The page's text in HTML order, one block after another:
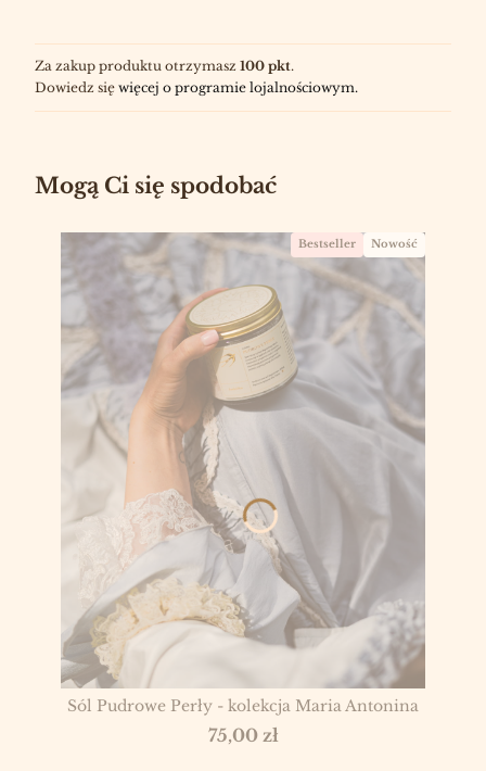
Za zakup produktu otrzymasz 100 pkt.
Dowiedz się więcej o programie lojalnościowym.
Mogą Ci się spodobać
Bestseller Nowość
Sól Pudrowe Perły - kolekcja Maria Antonina
Cena
75,00 zł